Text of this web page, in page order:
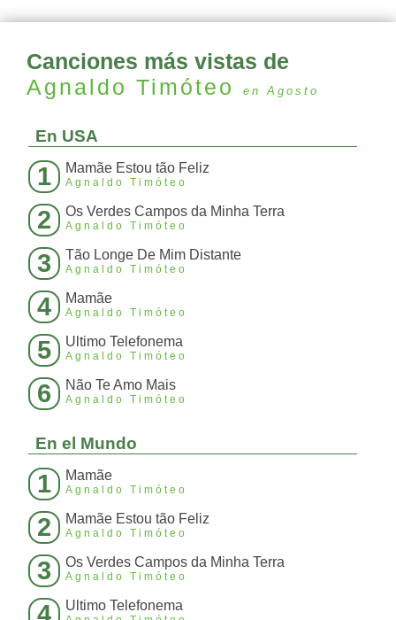
Canciones más vistas de
Agnaldo Timóteo
en Agosto
En USA
1 Mamãe Estou tão Feliz
Agnaldo Timóteo
2 Os Verdes Campos da Minha Terra
Agnaldo Timóteo
3 Tão Longe De Mim Distante
Agnaldo Timóteo
4 Mamãe
Agnaldo Timóteo
5 Ultimo Telefonema
Agnaldo Timóteo
6 Não Te Amo Mais
Agnaldo Timóteo
En el Mundo
1 Mamãe
Agnaldo Timóteo
2 Mamãe Estou tão Feliz
Agnaldo Timóteo
3 Os Verdes Campos da Minha Terra
Agnaldo Timóteo
4 Ultimo Telefonema